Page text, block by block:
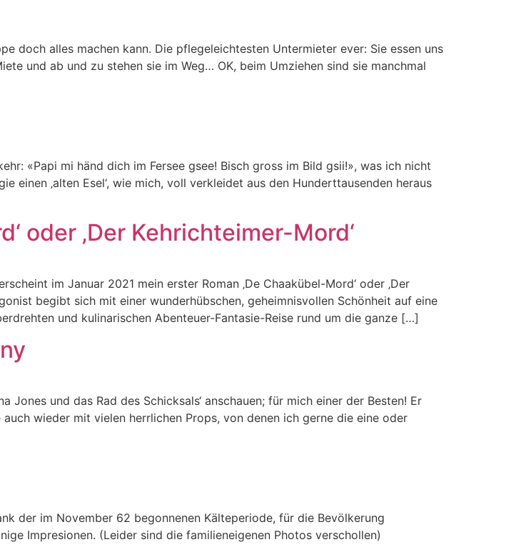
doch alles machen kann. Die pflegeleichtesten Untermieter ever: Sie essen uns
und ab und zu stehen sie im Weg… OK, beim Umziehen sind sie manchmal
«Papi mi händ dich im Fersee gsee! Bisch gross im Bild gsii!», was ich nicht
einen ‚alten Esel‘, wie mich, voll verkleidet aus den Hunderttausenden heraus
oder ‚Der Kehrichteimer-Mord‘
im Januar 2021 mein erster Roman ‚De Chaakübel-Mord‘ oder ‚Der
begibt sich mit einer wunderhübschen, geheimnisvollen Schönheit auf eine
und kulinarischen Abenteuer-Fantasie-Reise rund um die ganze […]
und das Rad des Schicksals‘ anschauen; für mich einer der Besten! Er
wieder mit vielen herrlichen Props, von denen ich gerne die eine oder
der im November 62 begonnenen Kälteperiode, für die Bevölkerung
Impresionen. (Leider sind die familieneigenen Photos verschollen)